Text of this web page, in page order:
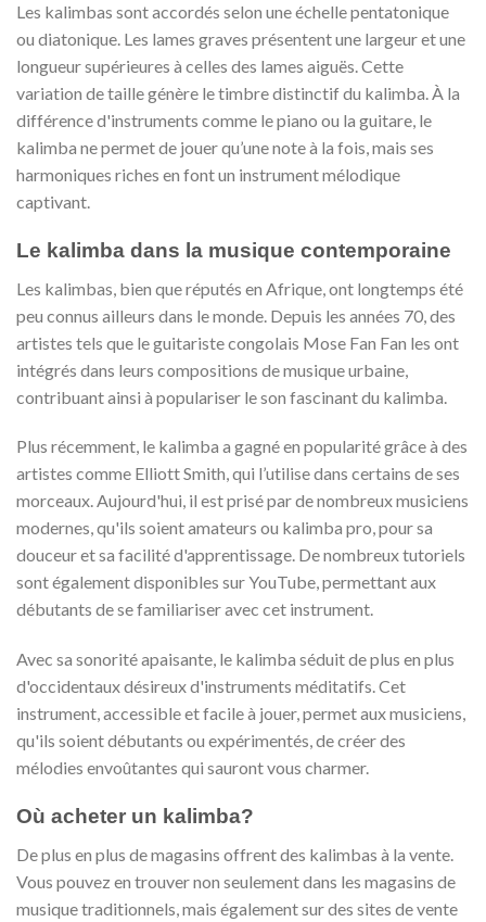
Les kalimbas sont accordés selon une échelle pentatonique
ou diatonique. Les lames graves présentent une largeur et une
longueur supérieures à celles des lames aiguës. Cette
variation de taille génère le timbre distinctif du kalimba. À la
différence d'instruments comme le piano ou la guitare, le
kalimba ne permet de jouer qu’une note à la fois, mais ses
harmoniques riches en font un instrument mélodique
captivant.
Le kalimba dans la musique contemporaine
Les kalimbas, bien que réputés en Afrique, ont longtemps été
peu connus ailleurs dans le monde. Depuis les années 70, des
artistes tels que le guitariste congolais Mose Fan Fan les ont
intégrés dans leurs compositions de musique urbaine,
contribuant ainsi à populariser le son fascinant du kalimba.
Plus récemment, le kalimba a gagné en popularité grâce à des
artistes comme Elliott Smith, qui l’utilise dans certains de ses
morceaux. Aujourd'hui, il est prisé par de nombreux musiciens
modernes, qu'ils soient amateurs ou kalimba pro, pour sa
douceur et sa facilité d'apprentissage. De nombreux tutoriels
sont également disponibles sur YouTube, permettant aux
débutants de se familiariser avec cet instrument.
Avec sa sonorité apaisante, le kalimba séduit de plus en plus
d'occidentaux désireux d'instruments méditatifs. Cet
instrument, accessible et facile à jouer, permet aux musiciens,
qu'ils soient débutants ou expérimentés, de créer des
mélodies envoûtantes qui sauront vous charmer.
Où acheter un kalimba?
De plus en plus de magasins offrent des kalimbas à la vente.
Vous pouvez en trouver non seulement dans les magasins de
musique traditionnels, mais également sur des sites de vente